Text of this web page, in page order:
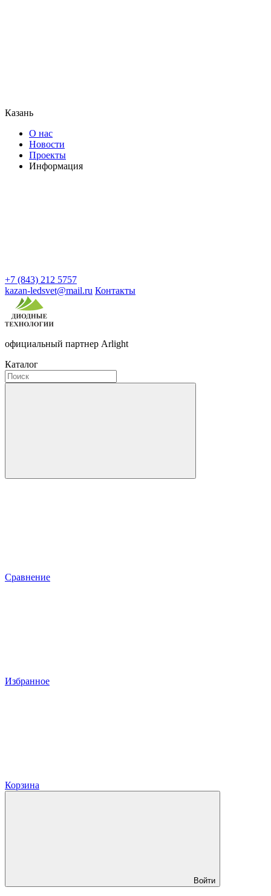
Казань
О нас
Новости
Проекты
Информация
+7 (843) 212 5757
kazan-ledsvet@mail.ru Контакты
официальный партнер Arlight
Каталог
Сравнение
Избранное
Корзина
Войти